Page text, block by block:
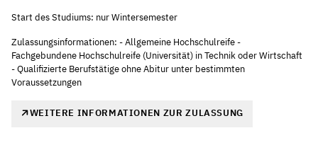
Start des Studiums: nur Wintersemester
Zulassungsinformationen: - Allgemeine Hochschulreife -
Fachgebundene Hochschulreife (Universität) in Technik oder Wirtschaft
- Qualifizierte Berufstätige ohne Abitur unter bestimmten
Voraussetzungen
WEITERE INFORMATIONEN ZUR ZULASSUNG